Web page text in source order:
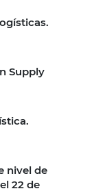
Supply
nivel de
22 de